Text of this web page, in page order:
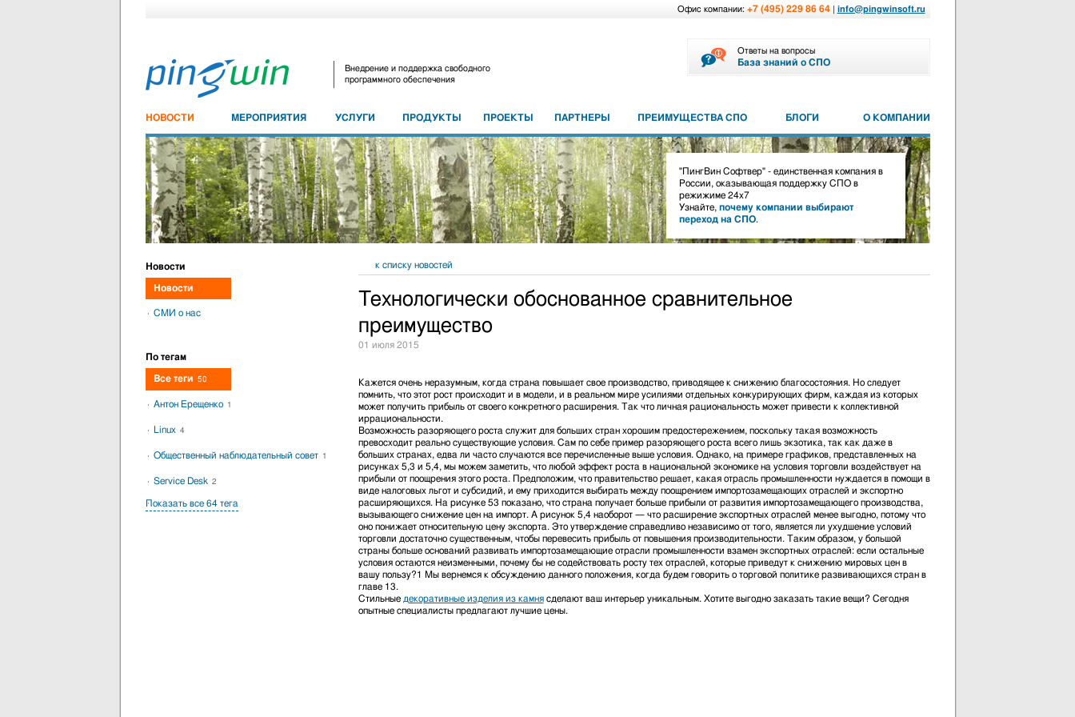
Офис компании: +7 (495) 229 86 64| info@pingwinsoft.ru
Внедрение и поддержка свободного
программного обеспечения
Ответы на вопросы
База знаний о СПО
НОВОСТИ МЕРОПРИЯТИЯ УСЛУГИ ПРОДУКТЫ ПРОЕКТЫ ПАРТНЕРЫ ПРЕИМУЩЕСТВА СПО БЛОГИ О КОМПАНИИ
"ПингВин Софтвер" - единственная компания в
России, оказывающая поддержку СПО в
режижиме 24х7
Узнайте, почему компании выбирают
переход на СПО.
к списку новостей
Технологически обоснованное сравнительное
преимущество
01 июля 2015
Кажется очень неразумным, когда страна повышает свое производство, приводящее к снижению благосостояния. Но следует
помнить, что этот рост происходит и в модели, и в реальном мире усилиями отдельных конкурирующих фирм, каждая из которых
может получить прибыль от своего конкретного расширения. Так что личная рациональность может привести к коллективной
иррациональности.
Возможность разоряющего роста служит для больших стран хорошим предостережением, поскольку такая возможность
превосходит реально существующие условия. Сам по себе пример разоряющего роста всего лишь экзотика, так как даже в
больших странах, едва ли часто случаются все перечисленные выше условия. Однако, на примере графиков, представленных на
рисунках 5,3 и 5,4, мы можем заметить, что любой эффект роста в национальной экономике на условия торговли воздействует на
прибыли от поощрения этого роста. Предположим, что правительство решает, какая отрасль промышленности нуждается в помощи в
виде налоговых льгот и субсидий, и ему приходится выбирать между поощрением импортозамещающих отраслей и экспортно
расширяющихся. На рисунке 53 показано, что страна получает больше прибыли от развития импортозамещающего производства,
вызывающего снижение цен на импорт. А рисунок 5,4 наоборот — что расширение экспортных отраслей менее выгодно, потому что
оно понижает относительную цену экспорта. Это утверждение справедливо независимо от того, является ли ухудшение условий
торговли достаточно существенным, чтобы перевесить прибыль от повышения производительности. Таким образом, у большой
страны больше оснований развивать импортозамещающие отрасли промышленности взамен экспортных отраслей: если остальные
условия остаются неизменными, почему бы не содействовать росту тех отраслей, которые приведут к снижению мировых цен в
вашу пользу?1 Мы вернемся к обсуждению данного положения, когда будем говорить о торговой политике развивающихся стран в
главе 13.
Стильные декоративные изделия из камнясделают ваш интерьер уникальным. Хотите выгодно заказать такие вещи? Сегодня
опытные специалисты предлагают лучшие цены.
Новости
Новости
СМИ о нас
По тегам
Все теги 50
Антон Ерещенко 1
Linux 4
Общественный наблюдательный совет 1
Service Desk 2
Показать все 64 тега